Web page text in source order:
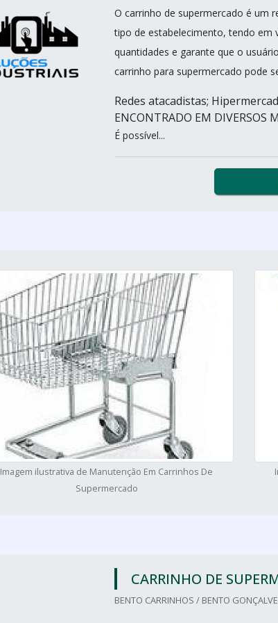
O carrinho de supermercado é um
tipo de estabelecimento, tendo em
quantidades e garante que o
carrinho para supermercado pode
Redes atacadistas;
ENCONTRADO EM DIVERSOS
É possível...
Imagem ilustrativa de Manutenção Em Carrinhos De
Supermercado
CARRINHO DE
BENTO CARRINHOS / BENTO